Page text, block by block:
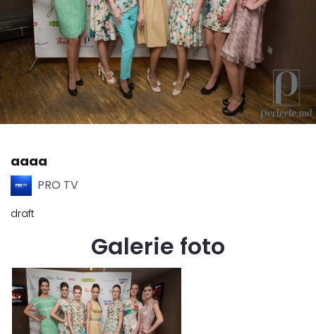
aaaa
PRO TV
draft
Galerie foto